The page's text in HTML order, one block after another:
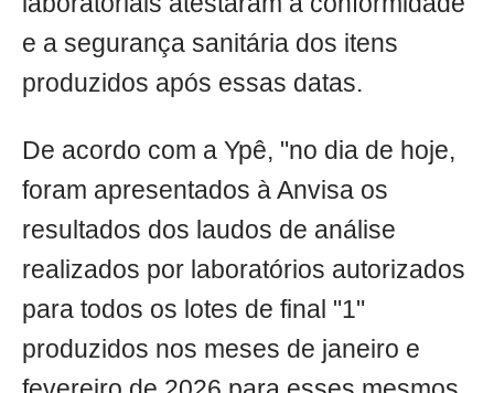
e a segurança sanitária dos itens
produzidos após essas datas.
De acordo com a Ypê, "no dia de hoje,
foram apresentados à Anvisa os
resultados dos laudos de análise
realizados por laboratórios autorizados
para todos os lotes de final "1"
produzidos nos meses de janeiro e